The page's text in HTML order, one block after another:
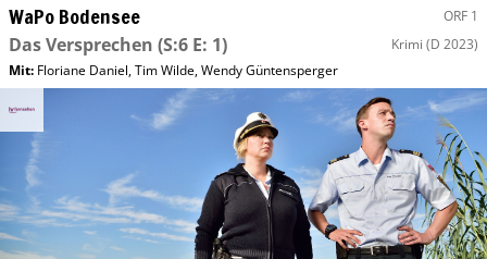
WaPo Bodensee ORF 1
Das Versprechen (S:6 E: 1) Krimi (D 2023)
Mit: Floriane Daniel,Tim Wilde,Wendy Güntensperger